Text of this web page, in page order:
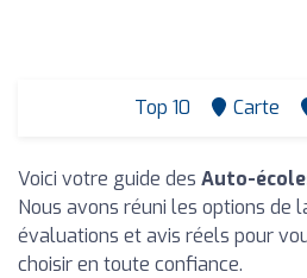
Top 10 Carte
Voici votre guide des Auto-
Nous avons réuni les options de
évaluations et avis réels pour
choisir en toute confiance.